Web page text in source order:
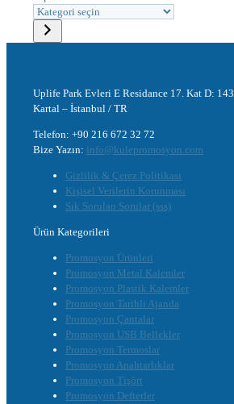
Uplife Park Evleri E Residance 17. Kat D: 143
Kartal – İstanbul / TR
Telefon: +90 216 672 32 72
Bize Yazın: info@kulepromosyon.com
Gizlilik & Çerez Politikası
Kişisel Verilerin Korunması
Sık Sorulan Sorular (sss)
Ürün Kategorileri
Promosyon Ürünleri
Promosyon Metal Kalemler
Promosyon Plastik Kalemler
Promosyon Tarihli Ajanda
Promosyon Çantalar
Promosyon USB Bellekler
Promosyon Termoslar
Promosyon Anahtarlıklar
Promosyon Tişört
Promosyon Defterler